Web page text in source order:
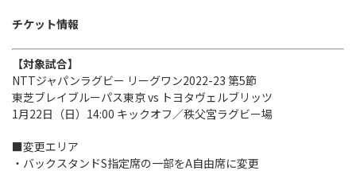
選手
スタッフ
マスコット
クラブ情報
クラブ情報
株式会社 ブレイブルーパス東京概要
株式会社 チームの歴史
地域貢献活動
アカデミー
パートナー
チケット情報
【対象試合】
NTTジャパンラグビー リーグワン2022-23 第5節
東芝ブレイブルーパス東京 vs トヨタヴェルブリッツ
1月22日（日）14:00 キックオフ／秩父宮ラグビー場
■変更エリア
・バックスタンドS指定席の一部をA自由席に変更